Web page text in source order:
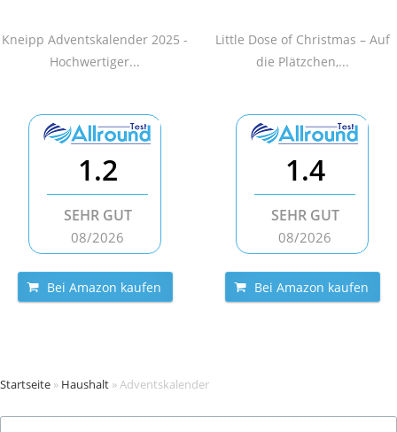
Kneipp Adventskalender 2025 -
Hochwertiger...
Little Dose of Christmas – Auf
die Plätzchen,...
1.2
SEHR GUT
08/2026
Bei Amazon kaufen
1.4
SEHR GUT
08/2026
Bei Amazon kaufen
Startseite » Haushalt »Adventskalender